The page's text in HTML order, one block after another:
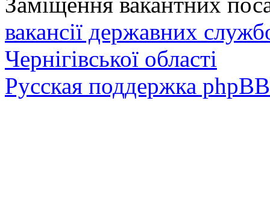
вакансії державних
Чернігівської області
Русская поддержка phpBB